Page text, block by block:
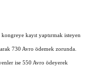
kayıt yaptırmak isteyen
730 Avro ödemek zorunda.
ise 550 Avro ödeyerek